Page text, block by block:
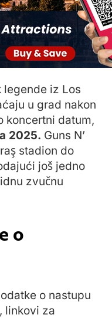
legende iz Los
u grad nakon
koncertni datum,
2025. Guns N’
stadion do
još jedno
zvučnu
o
o nastupu
linkovi za